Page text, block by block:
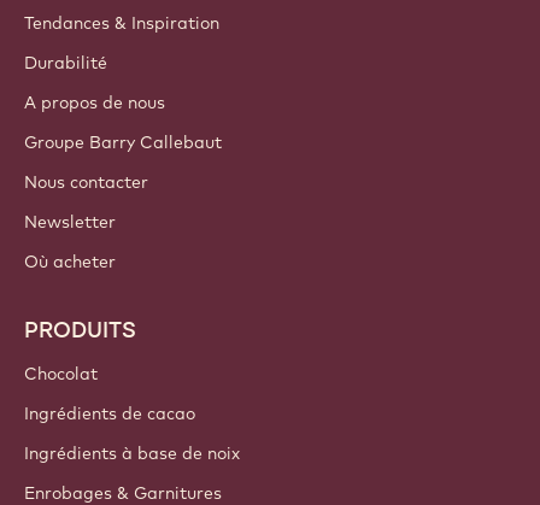
Tendances & Inspiration
Durabilité
A propos de nous
Groupe Barry Callebaut
Nous contacter
Newsletter
Où acheter
PRODUITS
Chocolat
Ingrédients de cacao
Ingrédients à base de noix
Enrobages & Garnitures